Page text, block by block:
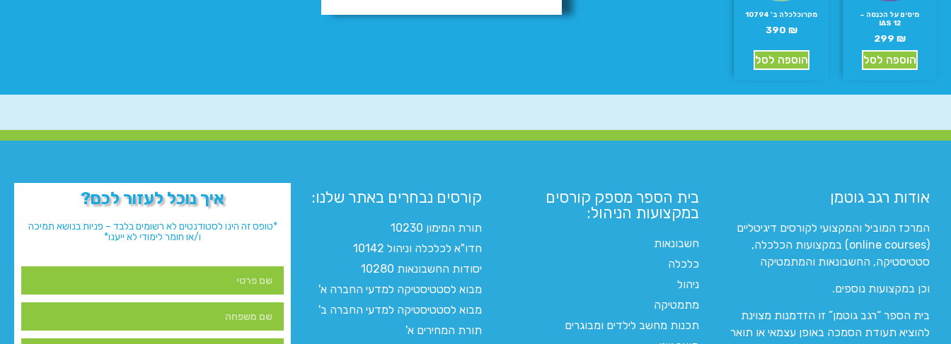
מיסים על הכנסה –
IAS 12
299 ₪
הוספה לסל
מקרוכלכלה ב’ 10794
390 ₪
הוספה לסל
אודות רגב גוטמן
המרכז המוביל והמקצועי לקורסים דיגיטליים
(online courses) במקצועות הכלכלה,
סטטיסטיקה, החשבונאות והמתמטיקה
וכן במקצועות נוספים.
בית הספר “רגב גוטמן” זו הזדמנות מצוינת
להוציא תעודת הסמכה באופן עצמאי או תואר
בית הספר מספק קורסים
במקצועות הניהול:
חשבונאות
כלכלה
ניהול
מתמטיקה
תכנות מחשב לילדים ומבוגרים
קורסים נבחרים באתר שלנו:​
תורת המימון 10230
חדו"א לכלכלה וניהול 10142
יסודות החשבונאות 10280
מבוא לסטטיסטיקה למדעי החברה א'
מבוא לסטטיסטיקה למדעי החברה ב'
תורת המחירים א'
איך נוכל לעזור לכם?
*טופס זה הינו לסטודנטים לא רשומים בלבד – פניות בנושא תמיכה
ו/או חומר לימודי לא ייענו*